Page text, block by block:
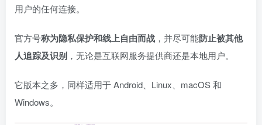
用户的任何连接。
官方号称为隐私保护和线上自由而战 ，并尽可能防止被其他
人追踪及识别 ，无论是互联网服务提供商还是本地用户。
它版本之多，同样适用于 Android、Linux、macOS 和
Windows。